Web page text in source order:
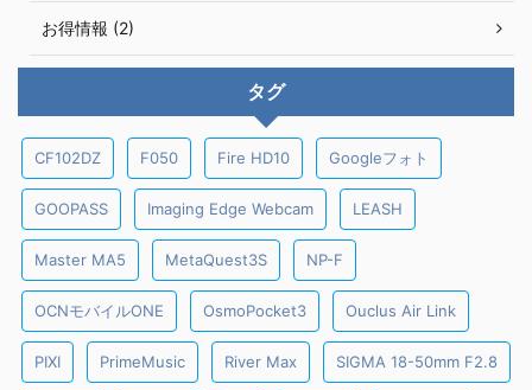
お得情報 (2)
タグ
CF102DZ F050 Fire HD10 Googleフォト
GOOPASS Imaging Edge Webcam LEASH
Master MA5 MetaQuest3S NP-F
OCNモバイルONE OsmoPocket3 Ouclus Air Link
PIXI PrimeMusic River Max SIGMA 18-50mm F2.8